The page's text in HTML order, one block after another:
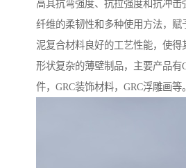
高其抗弯强度、抗拉强度和抗冲击
纤维的柔韧性和多种使用方法，赋
泥复合材料良好的工艺性能，使得
形状复杂的薄壁制品，主要产品有
件，GRC装饰材料，GRC浮雕画等。